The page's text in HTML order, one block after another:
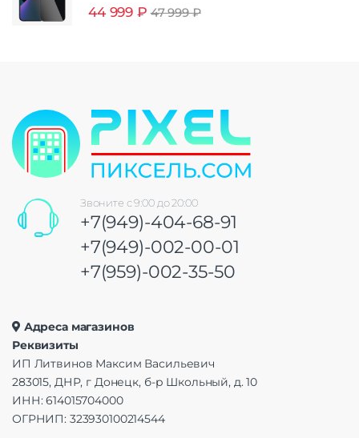
44 999 ₽ 47 999₽
Звоните с 9:00 до 20:00
+7(949)-404-68-91
+7(949)-002-00-01
+7(959)-002-35-50
Адреса магазинов
Реквизиты
ИП Литвинов Максим Васильевич
283015, ДНР, г Донецк, б-р Школьный, д. 10
ИНН: 614015704000
ОГРНИП: 323930100214544